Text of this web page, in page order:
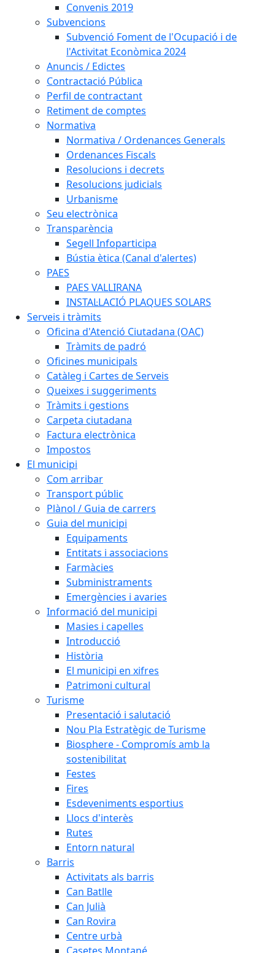
Convenis 2019
Subvencions
Subvenció Foment de l'Ocupació i de
l'Activitat Econòmica 2024
Anuncis / Edictes
Contractació Pública
Perfil de contractant
Retiment de comptes
Normativa
Normativa / Ordenances Generals
Ordenances Fiscals
Resolucions i decrets
Resolucions judicials
Urbanisme
Seu electrònica
Transparència
Segell Infoparticipa
Bústia ètica (Canal d'alertes)
PAES
PAES VALLIRANA
INSTAL·LACIÓ PLAQUES SOLARS
Serveis i tràmits
Oficina d'Atenció Ciutadana (OAC)
Tràmits de padró
Oficines municipals
Catàleg i Cartes de Serveis
Queixes i suggeriments
Tràmits i gestions
Carpeta ciutadana
Factura electrònica
Impostos
El municipi
Com arribar
Transport públic
Plànol / Guia de carrers
Guia del municipi
Equipaments
Entitats i associacions
Farmàcies
Subministraments
Emergències i avaries
Informació del municipi
Masies i capelles
Introducció
Història
El municipi en xifres
Patrimoni cultural
Turisme
Presentació i salutació
Nou Pla Estratègic de Turisme
Biosphere - Compromís amb la
sostenibilitat
Festes
Fires
Esdeveniments esportius
Llocs d'interès
Rutes
Entorn natural
Barris
Activitats als barris
Can Batlle
Can Julià
Can Rovira
Centre urbà